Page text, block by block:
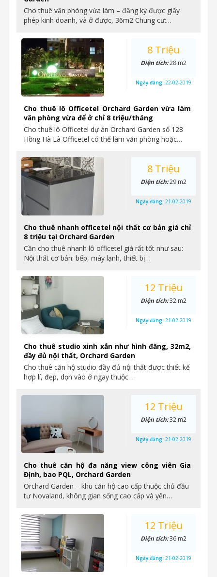
Cho thuê văn phòng vừa làm – đăng ký được giấy
phép kinh doanh, và ở được, 36m2 Chung cư:…
Cho thuê lô Officetel Orchard Garden vừa làm
văn phòng vừa để ở chỉ 8 triệu/tháng
Cho thuê lô Officetel dự án Orchard Garden số 128
Hồng Hà Là Officetel có thể làm văn phòng hoặc…
8 Triệu
Diện tích:28 m2
Ngày đăng: 22-02-2019
Cho thuê nhanh officetel nội thất cơ bản giá chỉ
8 triệu tại Orchard Garden
Cần cho thuê nhanh lô officetel giá rất tốt như sau:
Nội thất cơ bản: bếp, máy lạnh, thiết bị…
8 Triệu
Diện tích:29 m2
Ngày đăng: 21-02-2019
Cho thuê studio xinh xắn như hình đăng, 32m2,
đầy đủ nội thất, Orchard Garden
Cho thuê căn hộ studio đầy đủ nội thất được thiết kế
hợp lí, đẹp, dọn vào ở ngay thuộc…
12 Triệu
Diện tích:32 m2
Ngày đăng: 21-02-2019
Cho thuê căn hộ đa năng view công viên Gia
Định, bao PQL, Orchard Garden
Orchard Garden – khu căn hộ cao cấp thuộc chủ đầu
tư Novaland, không gian sống cao cấp và yên…
12 Triệu
Diện tích:32 m2
Ngày đăng: 21-02-2019
12 Triệu
Diện tích:36 m2
Ngày đăng: 21-02-2019